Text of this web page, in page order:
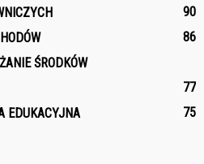
90
86
ŚRODKÓW
77
EDUKACYJNA
75